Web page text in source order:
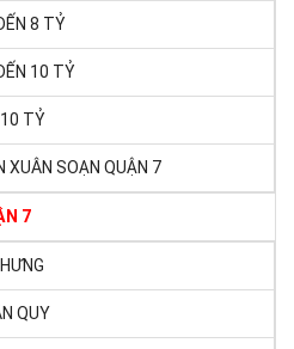
8 TỶ
10 TỶ
TỶ
XUÂN SOẠN QUẬN 7
7
QUY